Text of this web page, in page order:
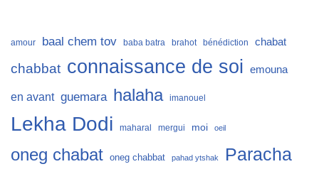
amour baal chem tov baba batra brahot bénédiction chabat
chabbat connaissance de soi emouna
en avant guemara halaha imanouel
Lekha Dodi maharal mergui moi oeil
oneg chabat oneg chabbat pahad ytshak Paracha